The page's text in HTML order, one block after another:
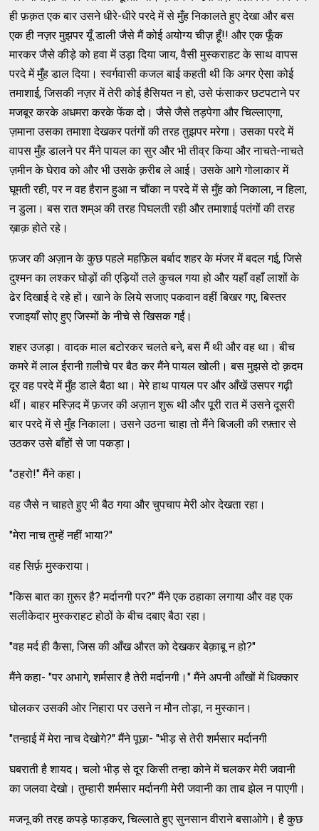
ही फ़क़त एक बार उसने धीरे-धीरे परदे में से मुँह निकालते हुए देखा और बस
एक ही नज़र मुझपर यूँ डाली जैसे मैं कोई अयोग्य चीज़ हूँ!! और एक फूँक
मारकर जैसे कीड़े को हवा में उड़ा दिया जाय, वैसी मुस्कराहट के साथ वापस
परदे में मुँह डाल दिया। स्वर्गवासी कजल बाई कहती थी कि अगर ऐसा कोई
तमाशाई, जिसकी नज़र में तेरी कोई हैसियत न हो, उसे फंसाकर छटपटाने पर
मजबूर करके अधमरा करके फेंक दो। जैसे जैसे तड़पेगा और चिल्लाएगा,
ज़माना उसका तमाशा देखकर पतंगों की तरह तुझपर मरेगा। उसका परदे में
वापस मुँह डालने पर मैंने पायल का सुर और भी तीव्र किया और नाचते-नाचते
ज़मीन के घेराव को और भी उसके क़रीब ले आई। उसके आगे गोलाकार में
घूमती रही, पर न वह हैरान हुआ न चौंका न परदे में से मुँह को निकाला, न हिला,
न डुला। बस रात शम्अ की तरह पिघलती रही और तमाशाई पतंगों की तरह
ख़ाक़ होते रहे।
फ़जर की अज़ान के कुछ पहले महफ़िल बर्बाद शहर के मंजर में बदल गई, जिसे
दुश्मन का लश्कर घोड़ों की एड़ियों तले कुचल गया हो और यहाँ वहाँ लाशों के
ढेर दिखाई दे रहे हों। खाने के लिये सजाए पकवान वहीं बिखर गए, बिस्तर
रजाइयाँ सोए हुए जिस्मों के नीचे से खिसक गईं।
शहर उजड़ा। वादक माल बटोरकर चलते बने, बस मैं थी और वह था। बीच
कमरे में लाल ईरानी ग़लीचे पर बैठ कर मैंने पायल खोली। बस मुझसे दो क़दम
दूर वह परदे में मुँह डाले बैठा था। मेरे हाथ पायल पर और आँखें उसपर गढ़ी
थीं। बाहर मस्ज़िद में फ़जर की अज़ान शुरू थी और पूरी रात में उसने दूसरी
बार परदे में से मुँह निकाला। उसने उठना चाहा तो मैंने बिजली की रफ़्तार से
उठकर उसे बाँहों से जा पकड़ा।
"ठहरो!" मैंने कहा।
वह जैसे न चाहते हुए भी बैठ गया और चुपचाप मेरी ओर देखता रहा।
"मेरा नाच तुम्हें नहीं भाया?"
वह सिर्फ़ मुस्कराया।
"किस बात का ग़ुरूर है? मर्दानगी पर?" मैंने एक ठहाका लगाया और वह एक
सलीकेदार मुस्कराहट होठों के बीच दबाए बैठा रहा।
"वह मर्द ही कैसा, जिस की आँख औरत को देखकर बेक़ाबू न हो?"
मैंने कहा- "पर अभागे, शर्मसार है तेरी मर्दानगी।" मैंने अपनी आँखों में धिक्कार
घोलकर उसकी ओर निहारा पर उसने न मौन तोड़ा, न मुस्कान।
"तन्हाई में मेरा नाच देखोगे?" मैंने पूछा- "भीड़ से तेरी शर्मसार मर्दानगी
घबराती है शायद। चलो भीड़ से दूर किसी तन्हा कोने में चलकर मेरी जवानी
का जलवा देखो। तुम्हारी शर्मसार मर्दानगी मेरी जवानी का ताब झेल न पाएगी।
मजनू की तरह कपड़े फाड़कर, चिल्लाते हुए सुनसान वीराने बसाओगे। है कुछ